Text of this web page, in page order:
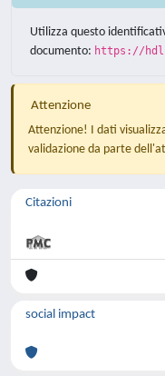
Utilizza questo
documento: https://
Attenzione
Attenzione! I dati
validazione da parte
Citazioni
social impact